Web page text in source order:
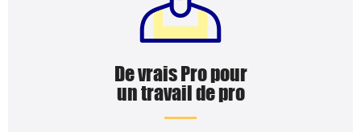
De vrais Pro pour
un travail de pro